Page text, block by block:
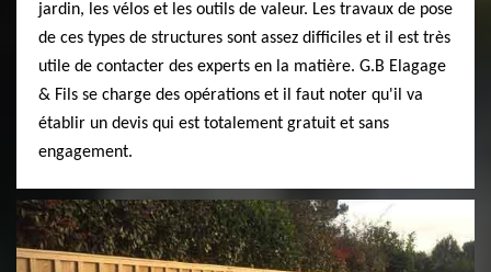
jardin, les vélos et les outils de valeur. Les travaux de pose
de ces types de structures sont assez difficiles et il est très
utile de contacter des experts en la matière. G.B Elagage
& Fils se charge des opérations et il faut noter qu'il va
établir un devis qui est totalement gratuit et sans
engagement.